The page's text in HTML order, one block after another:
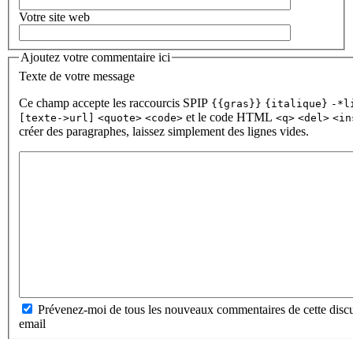
Votre site web
Ajoutez votre commentaire ici
Texte de votre message
Ce champ accepte les raccourcis SPIP {{gras}} {italique} -
[texte->url] <quote> <code> et le code HTML <q> <del>
créer des paragraphes, laissez simplement des lignes vides.
Prévenez-moi de tous les nouveaux commentaires de cette
email